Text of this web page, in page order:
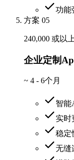
功能
方案 05
240,000 或以上
企业定制
~ 4 - 6个月
智能
实时
稳定
无缝